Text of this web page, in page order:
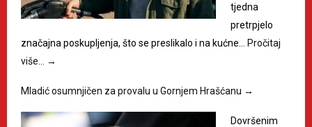
tjedna
pretrpjelo
značajna poskupljenja, što se preslikalo i na kućne… Pročitaj
više…
→
Mladić osumnjičen za provalu u Gornjem Hrašćanu →
Dovršenim